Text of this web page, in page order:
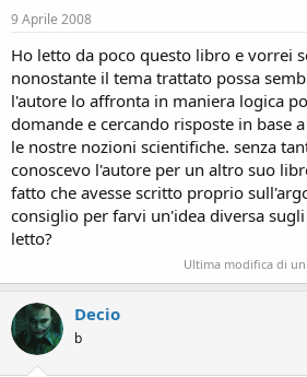
r
e
D
s
c
u
s
s
i
n
e
i
i
o
9 Aprile 2008
Ho letto da poco questo libro e vorrei
nonostante il tema trattato possa
l'autore lo affronta in maniera logica
domande e cercando risposte in base
le nostre nozioni scientifiche. senza
conoscevo l'autore per un altro suo
fatto che avesse scritto proprio
consiglio per farvi un'idea diversa
letto?
Ultima modifica di
Decio
b